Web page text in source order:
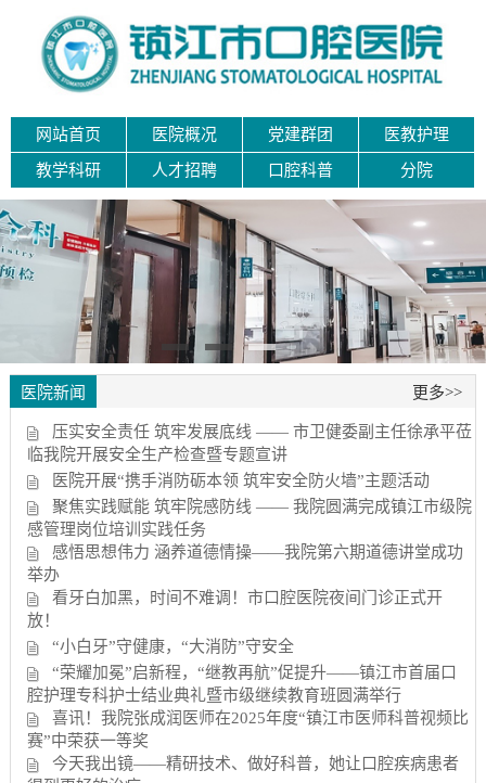
网站首页 医院概况 党建群团 医教护理
教学科研 人才招聘 口腔科普 分院
医院新闻 更多>>
压实安全责任 筑牢发展底线 —— 市卫健委副主任徐承平莅
临我院开展安全生产检查暨专题宣讲
医院开展“携手消防砺本领 筑牢安全防火墙”主题活动
聚焦实践赋能 筑牢院感防线 —— 我院圆满完成镇江市级院
感管理岗位培训实践任务
感悟思想伟力 涵养道德情操——我院第六期道德讲堂成功
举办
看牙白加黑，时间不难调！市口腔医院夜间门诊正式开
放！
“小白牙”守健康，“大消防”守安全
“荣耀加冕”启新程，“继教再航”促提升——镇江市首届口
腔护理专科护士结业典礼暨市级继续教育班圆满举行
喜讯！我院张成润医师在2025年度“镇江市医师科普视频比
赛”中荣获一等奖
今天我出镜——精研技术、做好科普，她让口腔疾病患者